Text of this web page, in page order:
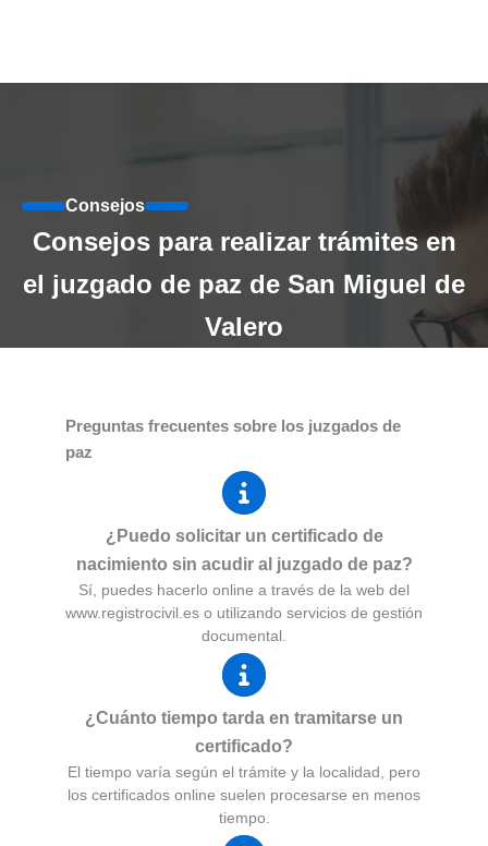
Consejos
Consejos para realizar trámites en
el juzgado de paz de San Miguel de
Valero
Preguntas frecuentes sobre los juzgados de
paz
¿Puedo solicitar un certificado de
nacimiento sin acudir al juzgado de paz?
Sí, puedes hacerlo online a través de la web del
www.registrocivil.es o utilizando servicios de gestión
documental.
¿Cuánto tiempo tarda en tramitarse un
certificado?
El tiempo varía según el trámite y la localidad, pero
los certificados online suelen procesarse en menos
tiempo.